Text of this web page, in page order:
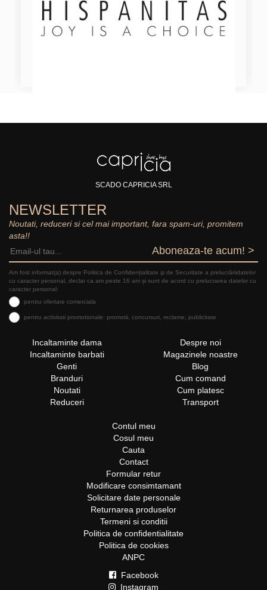
SCADO CAPRICIA SRL
NEWSLETTER
Noutati, reduceri si cel mai important, fara spam-uri, promitem
asta!!
Aboneaza-te acum! >
Am fost informat(a) despre Politica de Confidențialitate şi de Securitate a prelucrăriidatelor
cu caracter personal, declar ca am peste 16 ani și sunt de acord cu prelucrarea datelor cu
caracter personal:
pentru ofertare comerciala
pentru activitati promotionale: promotii, concursuri, reclame, publicitate
Incaltaminte dama
Incaltaminte barbati
Genti
Branduri
Noutati
Reduceri
Despre noi
Magazinele noastre
Blog
Cum comand
Cum platesc
Transport
Contul meu
Cosul meu
Cauta
Contact
Formular retur
Modificare consimtamant
Solicitare date personale
Returnarea produselor
Termeni si conditii
Politica de confidentialitate
Politica de cookies
ANPC
Facebook
Instagram